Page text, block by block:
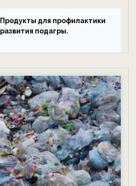
Продукты для профилактики
развития подагры.